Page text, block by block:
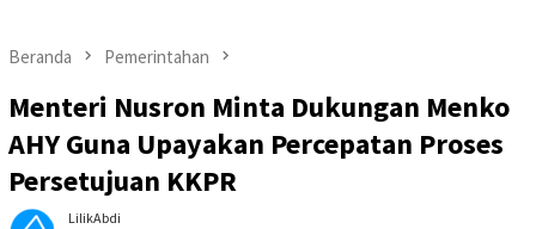
Beranda Pemerintahan
Menteri Nusron Minta Dukungan Menko
AHY Guna Upayakan Percepatan Proses
Persetujuan KKPR
LilikAbdi